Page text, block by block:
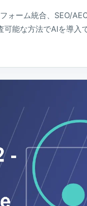
ォーム統合、SEO/
能な方法でAIを導入